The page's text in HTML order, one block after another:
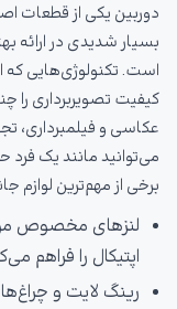
دوربین یکی از قطعات
بسیار شدیدی در ارائه
است. تکنولوژی‌هایی که
کیفیت تصویربرداری را
عکاسی و فیلمبرداری،
می‌توانید مانند یک فرد
برخی از مهم‌ترین لوازم
لنزهای مخصوص
اپتیکال را فراهم